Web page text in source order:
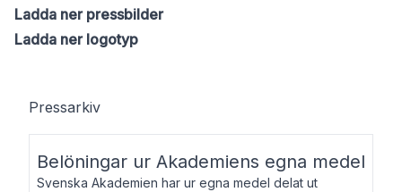
Ladda ner pressbilder
Ladda ner logotyp
Pressarkiv
Belöningar ur Akademiens egna medel
Svenska Akademien har ur egna medel delat ut